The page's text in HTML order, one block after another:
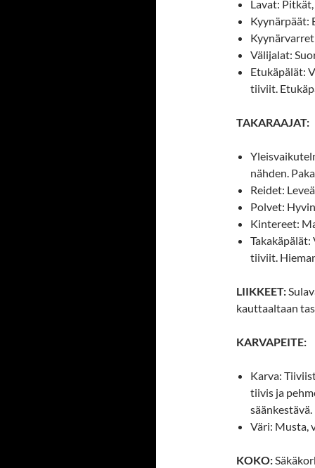
Lavat:
Kyynärpäät:
Välijalat:
Etukäpälät:
tiiviit.
TAKARAAJAT:
nähden.
Reidet:
Polvet:
Kintereet:
tiiviit.
LIIKKEET:
kauttaaltaan
KARVAPEITE:
Karva:
tiivis ja
säänkestävä.
Väri: Musta,
KOKO: